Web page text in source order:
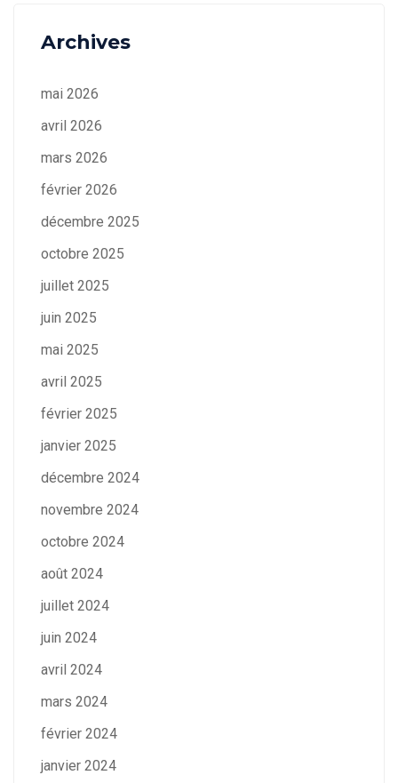
Archives
mai 2026
avril 2026
mars 2026
février 2026
décembre 2025
octobre 2025
juillet 2025
juin 2025
mai 2025
avril 2025
février 2025
janvier 2025
décembre 2024
novembre 2024
octobre 2024
août 2024
juillet 2024
juin 2024
avril 2024
mars 2024
février 2024
janvier 2024